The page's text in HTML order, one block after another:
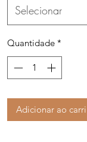
Selecionar
Quantidade *
Adicionar ao